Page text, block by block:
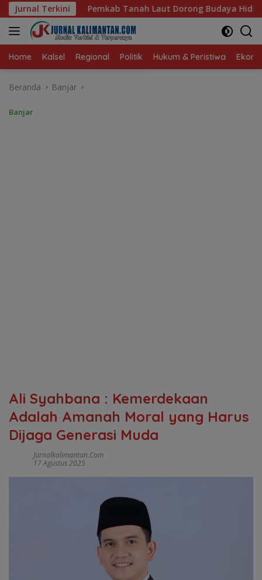
Langsung
ke
konten
Jurnal Terkini
Laut Dorong Budaya Hidup Sehat dan Kekompakan ASN
Home Kalsel Regional Politik Hukum & Peristiwa
Beranda Banjar
Banjar
Ali Syahbana : Kemerdekaan
Adalah Amanah Moral yang Harus
Dijaga Generasi Muda
Jurnalkalimantan.com
17 Agustus 2025